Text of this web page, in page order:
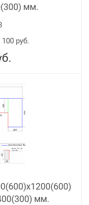
мм.
100 руб.
мм.